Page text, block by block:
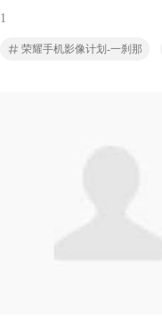
1
荣耀手机影像计划-一刹那